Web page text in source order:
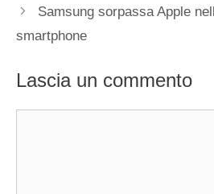
Samsung sorpassa Apple
smartphone
Lascia un commento